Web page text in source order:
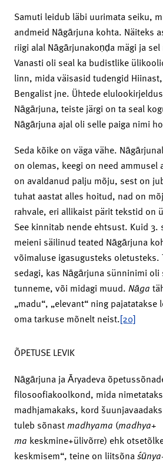
Samuti leidub läbi uurimata seiku,
andmeid Nāgārjuna kohta. Näiteks
riigi alal Nāgārjunakoṇḍa mägi ja
Vanasti oli seal ka budistlike
linn, mida väisasid tudengid
Bengalist jne. Ühtede
Nāgārjuna, teiste järgi on ta seal
Nāgārjuna ajal oli selle paiga nimi
Seda kõike on väga vähe.
on olemas, keegi on need ammusel
on avaldanud palju mõju, sest on
tuhat aastat alles hoitud, nad on
rahvale, eri allikaist pärit tekstid on
See kinnitab nende ehtsust. Kuid
meieni säilinud teated Nāgārjuna
võimaluse igasugusteks oletusteks.
sedagi, kas Nāgārjuna sünninimi oli
tunneme, või midagi muud. Nāga
„madu“, „elevant“ ning pajatatakse
oma tarkuse mõnelt neist.[20]
ÕPETUSE LEVIK
Nāgārjuna ja Āryadeva
filosoofiakoolkond, mida
madhjamakaks, kord
tuleb sõnastmadhyama (madhya+
ma keskmine+ülivõrre) ehk
keskmisem“, teine on liitsõnaśūnya